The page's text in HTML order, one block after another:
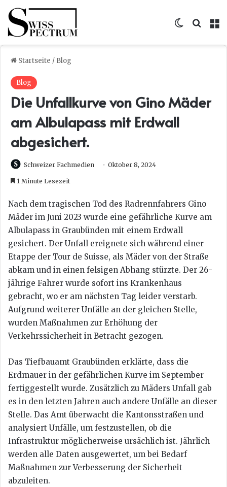
Skin
Startseite / Blog
Blog
Die Unfallkurve von Gino Mäder
am Albulapass mit Erdwall
abgesichert.
Schweizer Fachmedien Oktober 8, 2024
1 Minute Lesezeit
Nach dem tragischen Tod des Radrennfahrers Gino
Mäder im Juni 2023 wurde eine gefährliche Kurve am
Albulapass in Graubünden mit einem Erdwall
gesichert. Der Unfall ereignete sich während einer
Etappe der Tour de Suisse, als Mäder von der Straße
abkam und in einen felsigen Abhang stürzte. Der 26-
jährige Fahrer wurde sofort ins Krankenhaus
gebracht, wo er am nächsten Tag leider verstarb.
Aufgrund weiterer Unfälle an der gleichen Stelle,
wurden Maßnahmen zur Erhöhung der
Verkehrssicherheit in Betracht gezogen.
Das Tiefbauamt Graubünden erklärte, dass die
Erdmauer in der gefährlichen Kurve im September
fertiggestellt wurde. Zusätzlich zu Mäders Unfall gab
es in den letzten Jahren auch andere Unfälle an dieser
Stelle. Das Amt überwacht die Kantonsstraßen und
analysiert Unfälle, um festzustellen, ob die
Infrastruktur möglicherweise ursächlich ist. Jährlich
werden alle Daten ausgewertet, um bei Bedarf
Maßnahmen zur Verbesserung der Sicherheit
abzuleiten.